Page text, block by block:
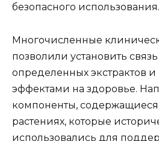
безопасного использования.
Многочисленные
позволили установить
определенных экстрактов
эффектами на здоровье.
компоненты,
растениях, которые
использовались для